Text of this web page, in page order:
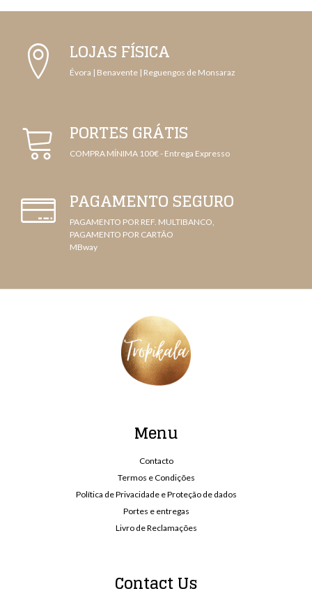
LOJAS FÍSICA
Évora | Benavente | Reguengos de Monsaraz
PORTES GRÁTIS
COMPRA MÍNIMA 100€ - Entrega Expresso
PAGAMENTO SEGURO
PAGAMENTO POR REF. MULTIBANCO,
PAGAMENTO POR CARTÃO
MBway
Menu
Contacto
Termos e Condições
Política de Privacidade e Proteção de dados
Portes e entregas
Livro de Reclamações
Contact Us